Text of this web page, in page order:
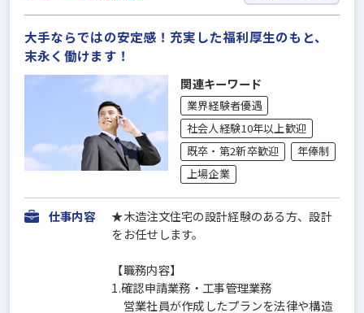
大手ならではの安定感！充実した福利厚生のもと、
末永く働けます！
関連キーワード
業界経験者優遇
社会人経験10年以上歓迎
既卒・第2新卒歓迎
年俸制
上場企業
仕事内容
★木造注文住宅の設計経験のある方、設計
をお任せします。
【職務内容】
1.確認申請業務・工事管理業務
営業社員が作成したプランを法律や構造